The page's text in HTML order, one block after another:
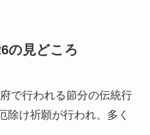
の見どころ
で行われる節分の伝統行
除け祈願が行われ、多く